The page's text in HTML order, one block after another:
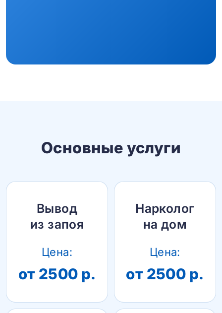
Основные услуги
Вывод
из запоя
Цена:
от 2500 р.
Нарколог
на дом
Цена:
от 2500 р.